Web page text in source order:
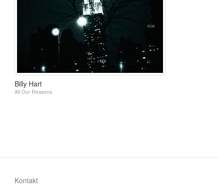
Billy Hart
All Our Reasons
Kontakt